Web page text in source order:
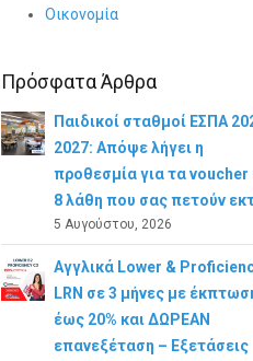
Οικονομία
Πρόσφατα Άρθρα
Παιδικοί σταθμοί ΕΣΠΑ
2027: Απόψε λήγει η
προθεσμία για τα voucher
8 λάθη που σας πετούν
5 Αυγούστου, 2026
Αγγλικά Lower &
LRN σε 3 μήνες με
έως 20% και ΔΩΡΕΑΝ
επανεξέταση – Εξετάσεις